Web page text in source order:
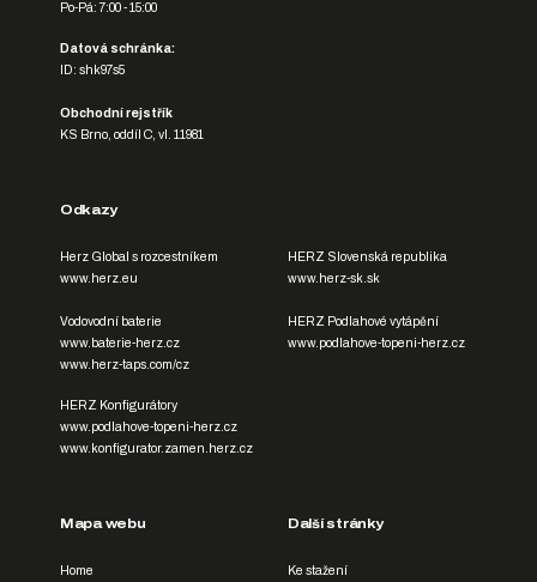
Po-Pá: 7:00 - 15:00
Datová schránka:
ID: shk97s5
Obchodní rejstřík
KS Brno, oddíl C, vl. 11981
Odkazy
Herz Global s rozcestníkem
www.herz.eu
Vodovodní baterie
www.baterie-herz.cz
www.herz-taps.com/cz
HERZ Slovenská republika
www.herz-sk.sk
HERZ Podlahové vytápění
www.podlahove-topeni-herz.cz
HERZ Konfigurátory
www.podlahove-topeni-herz.cz
www.konfigurator.zamen.herz.cz
Mapa webu
Home
Další stránky
Ke stažení